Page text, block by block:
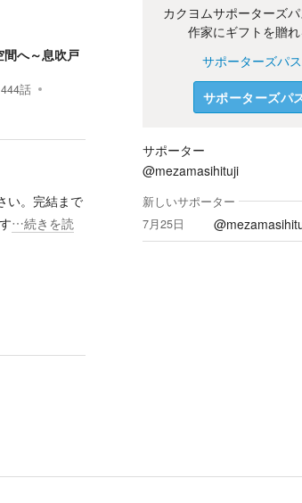
間へ～息吹戸
444話
い。完結まで
…続きを読
カクヨムサポーターズ
作家にギフトを贈れ
サポーターズパ
サポーターズパ
サポーター
@mezamasihituji
新しいサポーター
7月25日